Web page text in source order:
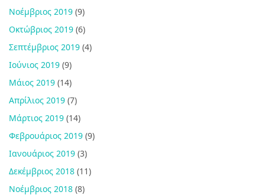
Νοέμβριος 2019 (9)
Οκτώβριος 2019 (6)
Σεπτέμβριος 2019 (4)
Ιούνιος 2019 (9)
Μάιος 2019 (14)
Απρίλιος 2019 (7)
Μάρτιος 2019 (14)
Φεβρουάριος 2019 (9)
Ιανουάριος 2019 (3)
Δεκέμβριος 2018 (11)
Νοέμβριος 2018 (8)